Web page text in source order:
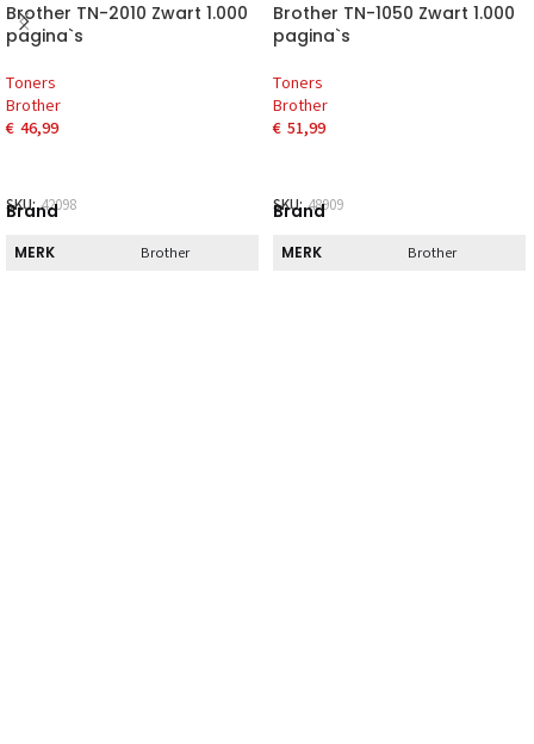
Brother TN-2010 Zwart 1.000
pagina`s
Toners
Brother
€ 46,99
SKU:42098
Brand
MERK Brother
Brother TN-1050 Zwart 1.000
pagina`s
Toners
Brother
€ 51,99
SKU:48909
Brand
MERK Brother